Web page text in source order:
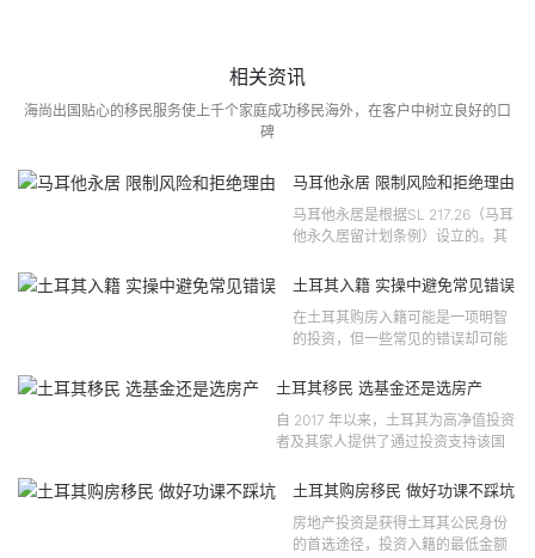
相关资讯
海尚出国贴心的移民服务使上千个家庭成功移民海外，在客户中树立良好的口
碑
马耳他永居 限制风险和拒绝理由
马耳他永居是根据SL 217.26（马耳
他永久居留计划条例）设立的。其
121 号法律公告，并随后根据2024
土耳其入籍 实操中避免常见错误
在土耳其购房入籍可能是一项明智
的投资，但一些常见的错误却可能
失。许多投资者轻信营销宣传或不
土耳其移民 选基金还是选房产
自 2017 年以来，土耳其为高净值投资
者及其家人提供了通过投资支持该国
会。 该计划的一大亮点在于其涵盖广
土耳其购房移民 做好功课不踩坑
房地产投资是获得土耳其公民身份
的首选途径，投资入籍的最低金额